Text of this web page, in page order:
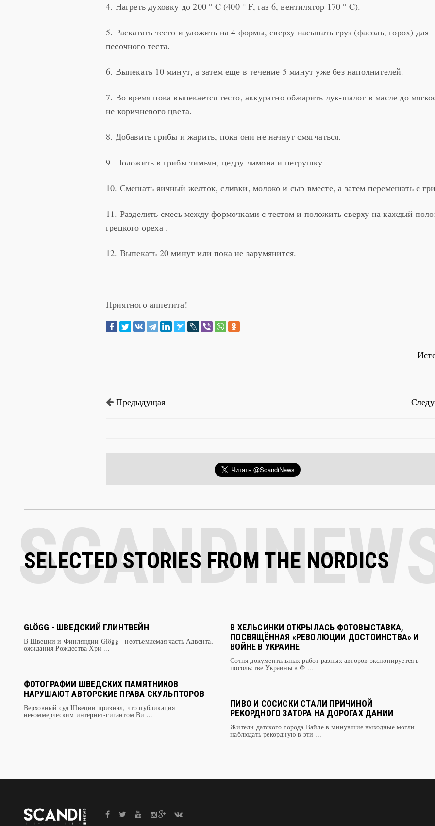
4. Нагреть духовку до 200 ° C (400 ° F, газ 6, вентилятор 170 ° C).
5. Раскатать тесто и уложить на 4 формы, сверху насыпать груз (фасоль, горох) для
песочного теста.
6. Выпекать 10 минут, а затем еще в течение 5 минут уже без наполнителей.
7. Во время пока выпекается тесто, аккуратно обжарить лук-шалот в масле до
не коричневого цвета.
8. Добавить грибы и жарить, пока они не начнут смягчаться.
9. Положить в грибы тимьян, цедру лимона и петрушку.
10. Смешать яичный желток, сливки, молоко и сыр вместе, а затем перемешать с
11. Разделить смесь между формочками с тестом и положить сверху на каждый
грецкого ореха .
12. Выпекать 20 минут или пока не зарумянится.
Приятного аппетита!
Предыдущая
SELECTED STORIES FROM THE NORDICS
GLÖGG - ШВЕДСКИЙ ГЛИНТВЕЙН
В Швеции и Финляндии Glögg - неотъемлемая часть Адвента,
ожидания Рождества Хри ...
ФОТОГРАФИИ ШВЕДСКИХ ПАМЯТНИКОВ
НАРУШАЮТ АВТОРСКИЕ ПРАВА СКУЛЬПТОРОВ
Верховный суд Швеции признал, что публикация
некоммерческим интернет-гигантом Ви ...
В ХЕЛЬСИНКИ ОТКРЫЛАСЬ ФОТОВЫСТАВКА,
ПОСВЯЩЁННАЯ «РЕВОЛЮЦИИ ДОСТОИНСТВА» И
ВОЙНЕ В УКРАИНЕ
Сотня документальных работ разных авторов экспонируется в
посольстве Украины в Ф ...
ПИВО И СОСИСКИ СТАЛИ ПРИЧИНОЙ
РЕКОРДНОГО ЗАТОРА НА ДОРОГАХ ДАНИИ
Жители датского города Вайле в минувшие выходные могли
наблюдать рекордную в эти ...